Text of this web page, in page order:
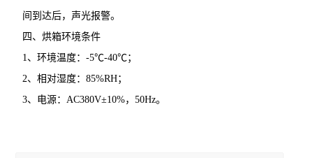
间到达后，声光报警。
四、烘箱环境条件
1、环境温度：-5℃-40℃；
2、相对湿度：85%RH；
3、电源：AC380V±10%，50Hz。